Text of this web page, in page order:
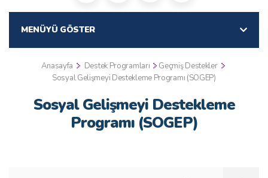
MENÜYÜ GÖSTER
Anasayfa Destek Programları
Geçmiş Destekler
Sosyal Gelişmeyi Destekleme Programı (SOGEP)
Sosyal Gelişmeyi Destekleme
Programı (SOGEP)